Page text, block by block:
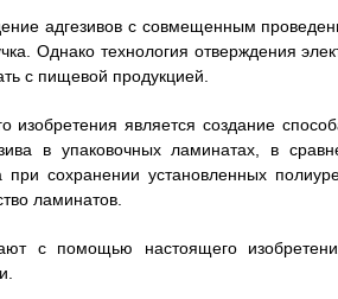
адгезивов с совмещенным
Однако технология отверждения
с пищевой продукцией.
изобретения является создание
в упаковочных ламинатах, в
при сохранении установленных
ламинатов.
с помощью настоящего